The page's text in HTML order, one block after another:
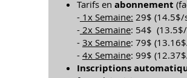
Tarifs en abonnement
-1x Semaine: 29$ (14.5$/
-2x Semaine: 54$
- 3x Semaine: 79$
- 4x Semaine: 99$
Inscriptions